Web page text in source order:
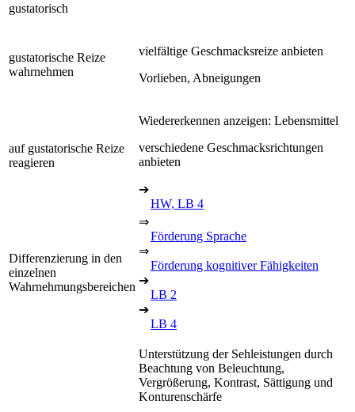
gustatorisch
gustatorische Reize
wahrnehmen
vielfältige Geschmacksreize anbieten
Vorlieben, Abneigungen
auf gustatorische Reize
reagieren
Wiedererkennen anzeigen: Lebensmittel
verschiedene Geschmacksrichtungen
anbieten
➔
HW, LB 4
Differenzierung in den
einzelnen
Wahrnehmungsbereichen
⇒
Förderung Sprache
⇒
Förderung kognitiver Fähigkeiten
➔
LB 2
➔
LB 4
Unterstützung der Sehleistungen durch
Beachtung von Beleuchtung,
Vergrößerung, Kontrast, Sättigung und
Konturenschärfe